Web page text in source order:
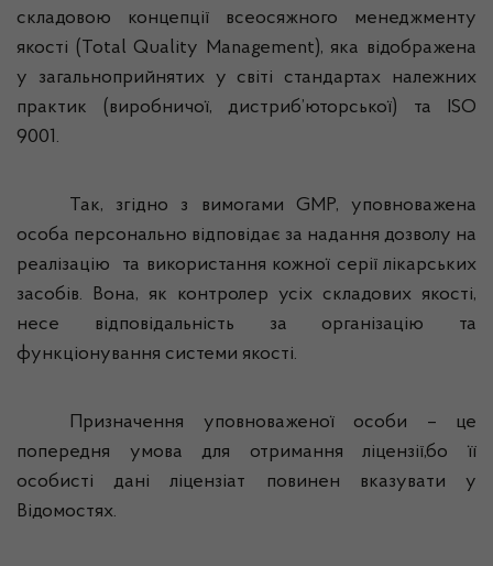
складовою концепції всеосяжного менеджменту
якості ( Total Quality Management), яка відображена
у загальноприйнятих у світі стандартах належних
практик (виробничої, дистриб’юторської) та ISO
9001.
Так, згідно з вимогами GMP, уповноважена
особа персонально відповідає за надання дозволу на
реалізацію
та використання кожної серії лікарських
засобів. Вона, як контролер усіх складових якості,
несе відповідальність за організацію та
функціонування системи якості.
Призначення уповноваженої особи – це
попередня умова для отримання ліцензії,бо її
особисті дані ліцензіат повинен вказувати у
Відомостях.